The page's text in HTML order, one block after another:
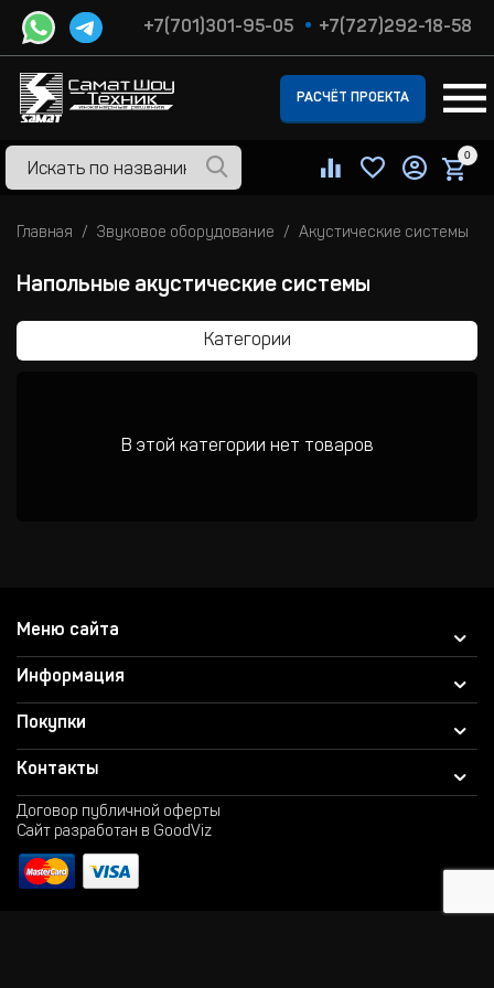
+7(701)301-95-05 +7(727)292-18-58
РАСЧЁТ ПРОЕКТА
0
Главная Звуковое оборудование Акустические системы
Напольные акустические системы
Категории
В этой категории нет товаров
Меню сайта
Информация
Покупки
Контакты
Договор публичной оферты
Сайт разработан в GoodViz